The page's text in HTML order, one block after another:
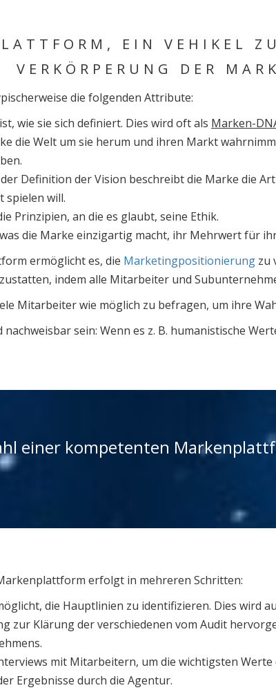
EIN VEHIKEL
VERKÖRPERUNG DER
die folgenden Attribute:
wie sie sich definiert. Dies wird oft als Marken-
die Welt um sie herum und ihren Markt
Definition der Vision beschreibt die Marke die
spielen will.
Prinzipien, an die es glaubt, seine Ethik.
die Marke einzigartig macht, ihr Mehrwert für
ermöglicht es, die Marketingpositionierung zu
indem alle Mitarbeiter und
Mitarbeiter wie möglich zu befragen, um ihre
sein: Wenn es z. B. humanistische
einer kompetenten
erfolgt in mehreren Schritten:
die Hauptlinien zu identifizieren. Dies wird
zur Klärung der verschiedenen vom Audit
mit Mitarbeitern, um die wichtigsten
Ergebnisse durch die Agentur.